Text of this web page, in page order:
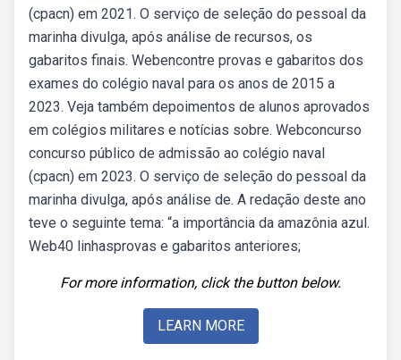
(cpacn) em 2021. O serviço de seleção do pessoal da
marinha divulga, após análise de recursos, os
gabaritos finais. Webencontre provas e gabaritos dos
exames do colégio naval para os anos de 2015 a
2023. Veja também depoimentos de alunos aprovados
em colégios militares e notícias sobre. Webconcurso
concurso público de admissão ao colégio naval
(cpacn) em 2023. O serviço de seleção do pessoal da
marinha divulga, após análise de. A redação deste ano
teve o seguinte tema: “a importância da amazônia azul.
Web40 linhasprovas e gabaritos anteriores;
For more information, click the button below.
LEARN MORE